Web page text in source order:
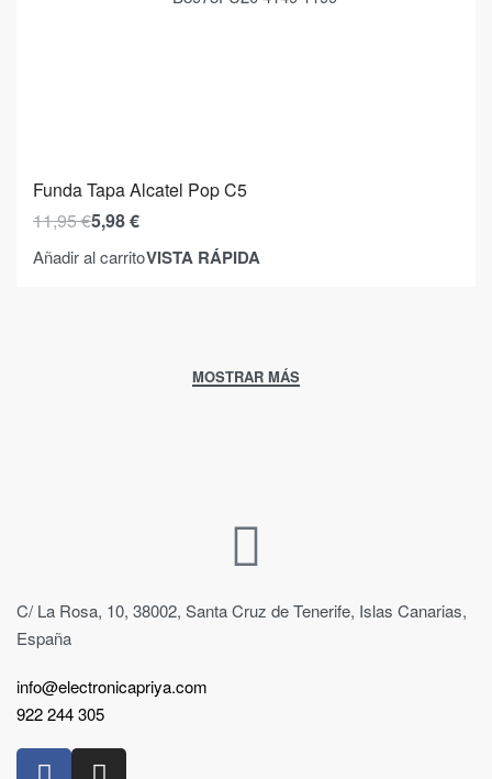
Funda Tapa Alcatel Pop C5
11,95€5,98€
Añadir al carritoVISTA RÁPIDA
C/ La Rosa, 10, 38002, Santa Cruz de Tenerife, Islas Canarias,
España
info@electronicapriya.com
922 244 305